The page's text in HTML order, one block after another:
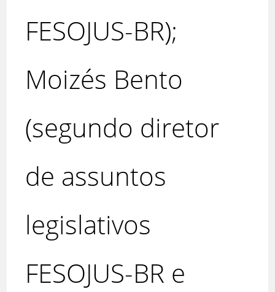
FESOJUS-BR);
Moizés Bento
(segundo diretor
de assuntos
legislativos
FESOJUS-BR e